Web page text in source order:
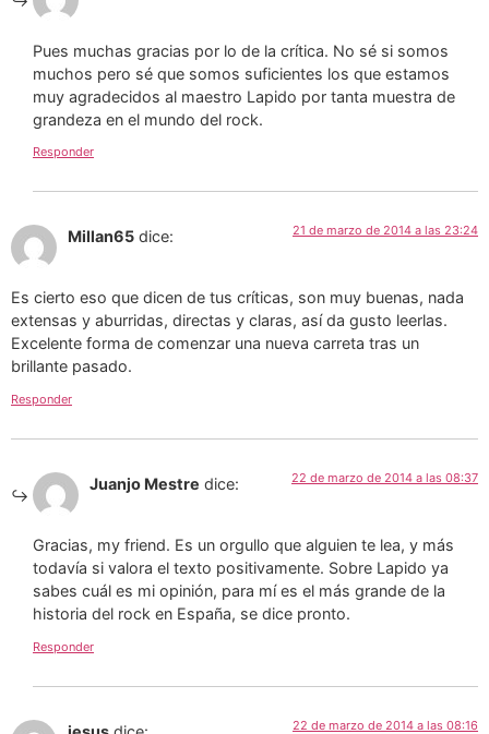
Pues muchas gracias por lo de la crítica. No sé si somos
muchos pero sé que somos suficientes los que estamos
muy agradecidos al maestro Lapido por tanta muestra de
grandeza en el mundo del rock.
Responder
Millan65 dice: 21 de marzo de 2014 a las 23:24
Es cierto eso que dicen de tus críticas, son muy buenas, nada
extensas y aburridas, directas y claras, así da gusto leerlas.
Excelente forma de comenzar una nueva carreta tras un
brillante pasado.
Responder
Juanjo Mestre dice: 22 de marzo de 2014 a las 08:37
Gracias, my friend. Es un orgullo que alguien te lea, y más
todavía si valora el texto positivamente. Sobre Lapido ya
sabes cuál es mi opinión, para mí es el más grande de la
historia del rock en España, se dice pronto.
Responder
22 de marzo de 2014 a las 08:16